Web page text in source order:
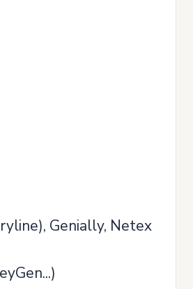
Genially, Netex